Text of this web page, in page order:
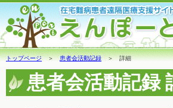
トップページ＞患者会活動記録＞ 詳細
患者会活動記録